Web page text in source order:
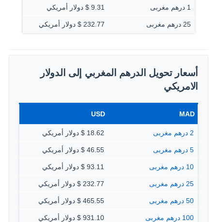
1 درهم مغربى 9.31 $ دولار أمريكي
25 درهم مغربى 232.77 $ دولار أمريكي
أسعار تحويل الدرهم المغربي إلى الدولار
الامريكي
MAD
USD
2 درهم مغربى 18.62 $ دولار أمريكي
5 درهم مغربى 46.55 $ دولار أمريكي
10 درهم مغربى 93.11 $ دولار أمريكي
25 درهم مغربى 232.77 $ دولار أمريكي
50 درهم مغربى 465.55 $ دولار أمريكي
100 درهم مغربى 931.10 $ دولار أمريكي